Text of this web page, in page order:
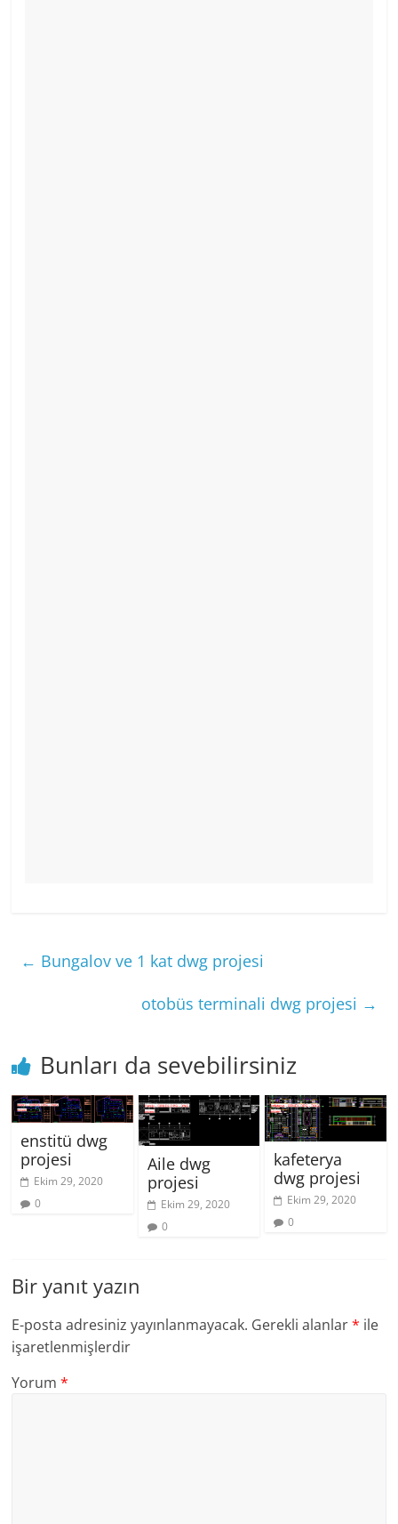
← Bungalov ve 1 kat dwg projesi
otobüs terminali dwg projesi →
Bunları da sevebilirsiniz
enstitü dwg
projesi
Ekim 29, 2020
0
Aile dwg
projesi
Ekim 29, 2020
0
kafeterya
dwg projesi
Ekim 29, 2020
0
Bir yanıt yazın
E-posta adresiniz yayınlanmayacak. Gerekli alanlar* ile
işaretlenmişlerdir
Yorum*